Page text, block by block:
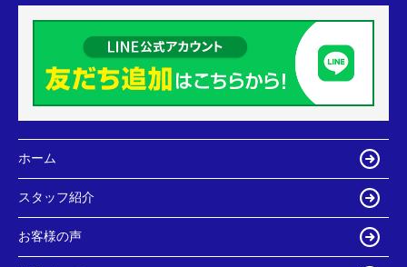
ホーム
スタッフ紹介
お客様の声